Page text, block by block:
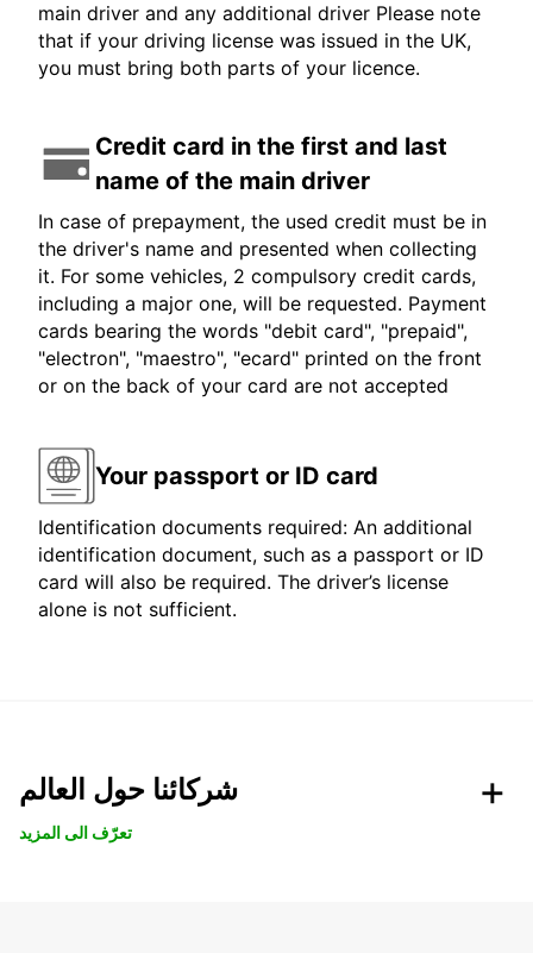
main driver and any additional driver Please note
that if your driving license was issued in the UK,
you must bring both parts of your licence.
Credit card in the first and last
name of the main driver
In case of prepayment, the used credit must be in
the driver's name and presented when collecting
it. For some vehicles, 2 compulsory credit cards,
including a major one, will be requested. Payment
cards bearing the words "debit card", "prepaid",
"electron", "maestro", "ecard" printed on the front
or on the back of your card are not accepted
Your passport or ID card
Identification documents required: An additional
identification document, such as a passport or ID
card will also be required. The driver’s license
alone is not sufficient.
شركائنا حول العالم
تعرّف الى المزيد